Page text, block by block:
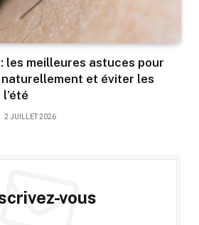
les meilleures astuces pour
et éviter les
2 JUILLET 2026
vous